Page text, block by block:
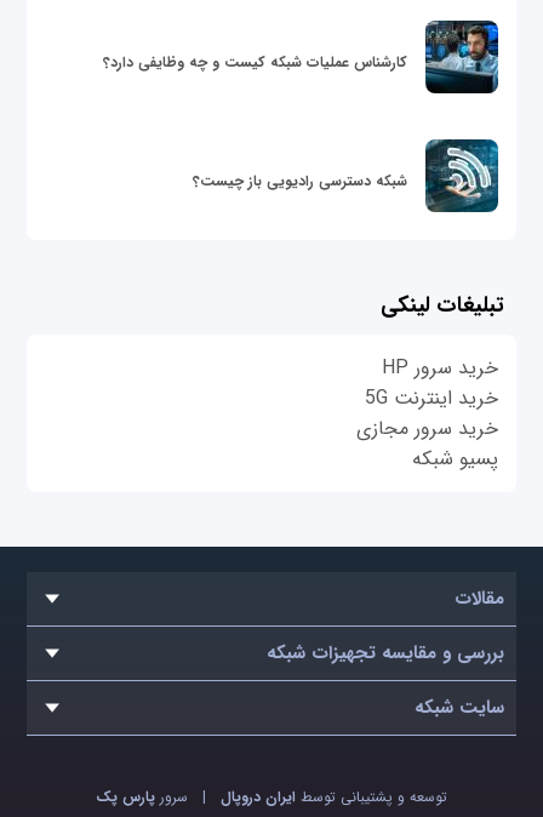
کارشناس عملیات شبکه کیست و چه وظایفی دارد؟
شبکه دسترسی رادیویی باز چیست؟
تبلیغات لینکی
خرید سرور HP
خرید اینترنت 5G
خرید سرور مجازی
پسیو شبکه
مقالات
بررسی و مقایسه تجهیزات شبکه
سایت شبکه
توسعه و پشتیبانی توسط ایران دروپال| سرور پارس پک